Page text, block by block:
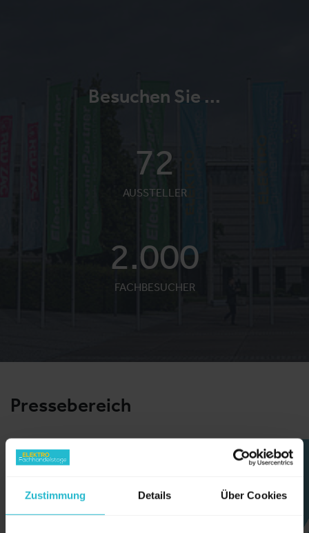
Zustimmung Details Über Cookies
Besuchen Sie ...
72
AUSSTELLER
2.000
FACHBESUCHER
Pressebereich